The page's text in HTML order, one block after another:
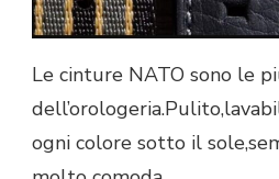
Le cinture NATO sono le
ogni colore sotto il